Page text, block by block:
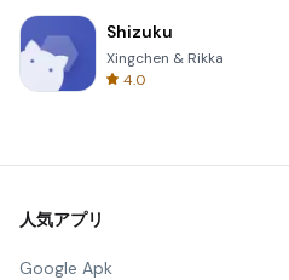
Shizuku
Xingchen & Rikka
4.0
人気アプリ
Google Apk